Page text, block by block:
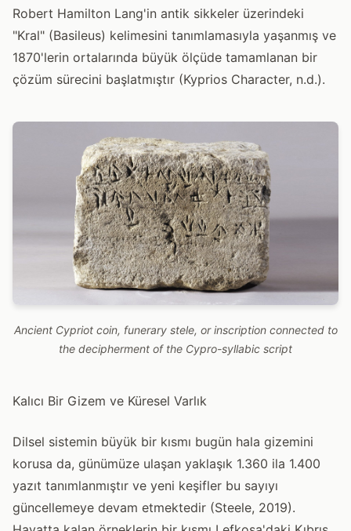
Robert Hamilton Lang'in antik sikkeler üzerindeki
"Kral" (Basileus) kelimesini tanımlamasıyla yaşanmış ve
1870'lerin ortalarında büyük ölçüde tamamlanan bir
çözüm sürecini başlatmıştır (Kyprios Character, n.d.).
Ancient Cypriot coin, funerary stele, or inscription connected to
the decipherment of the Cypro-syllabic script
Kalıcı Bir Gizem ve Küresel Varlık
Dilsel sistemin büyük bir kısmı bugün hala gizemini
korusa da, günümüze ulaşan yaklaşık 1.360 ila 1.400
yazıt tanımlanmıştır ve yeni keşifler bu sayıyı
güncellemeye devam etmektedir (Steele, 2019).